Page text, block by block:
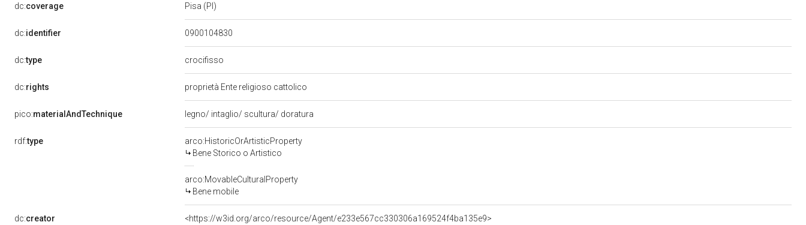
dc:coverage Pisa (PI)
dc:identifier 0900104830
dc:type crocifisso
dc:rights proprietà Ente religioso cattolico
pico:materialAndTechnique legno/ intaglio/ scultura/ doratura
rdf:type
arco:HistoricOrArtisticProperty
Bene Storico o Artistico
arco:MovableCulturalProperty
Bene mobile
dc:creator
<https://w3id.org/arco/resource/Agent/e233e567cc330306a169524f4ba135e9>